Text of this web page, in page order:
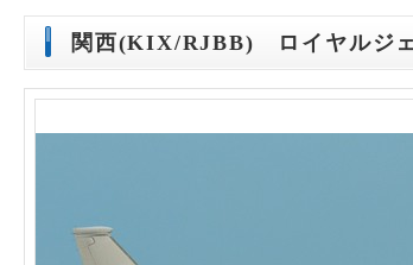
関西(KIX/RJBB) ロイヤルジ